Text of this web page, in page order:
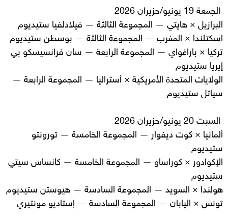
الجمعة 19 يونيو/حزيران 2026
البرازيل × هايتي — المجموعة الثالثة — فيلادلفيا ستيديوم
اسكتلندا × المغرب — المجموعة الثالثة — بوسطن ستيديوم
تركيا × باراغواي — المجموعة الرابعة — سان فرانسيسكو بي
إيريا ستيديوم
الولايات المتحدة الأمريكية × أستراليا — المجموعة الرابعة —
سياتل ستيديوم
السبت 20 يونيو/حزيران 2026
ألمانيا × كوت ديفوار — المجموعة الخامسة — تورونتو
ستيديوم
الإكوادور × كوراساو — المجموعة الخامسة — كانساس سيتي
ستيديوم
هولندا × السويد — المجموعة السادسة — هيوستن ستيديوم
تونس × اليابان — المجموعة السادسة — إستاديو مونتيري